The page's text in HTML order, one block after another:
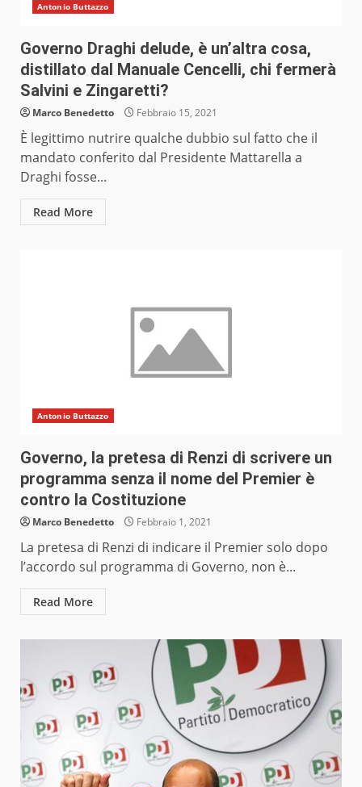
Antonio Buttazzo
Governo Draghi delude, è un’altra cosa,
distillato dal Manuale Cencelli, chi fermerà
Salvini e Zingaretti?
Marco Benedetto Febbraio 15, 2021
È legittimo nutrire qualche dubbio sul fatto che il
mandato conferito dal Presidente Mattarella a
Draghi fosse...
Read More
Antonio Buttazzo
Governo, la pretesa di Renzi di scrivere un
programma senza il nome del Premier è
contro la Costituzione
Marco Benedetto Febbraio 1, 2021
La pretesa di Renzi di indicare il Premier solo dopo
l’accordo sul programma di Governo, non è...
Read More